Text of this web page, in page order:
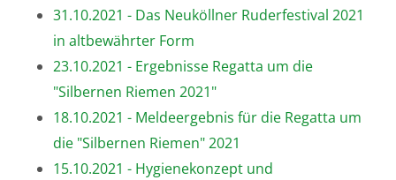
31.10.2021 - Das Neuköllner Ruderfestival 2021
in altbewährter Form
23.10.2021 - Ergebnisse Regatta um die
"Silbernen Riemen 2021"
18.10.2021 - Meldeergebnis für die Regatta um
die "Silbernen Riemen" 2021
15.10.2021 - Hygienekonzept und